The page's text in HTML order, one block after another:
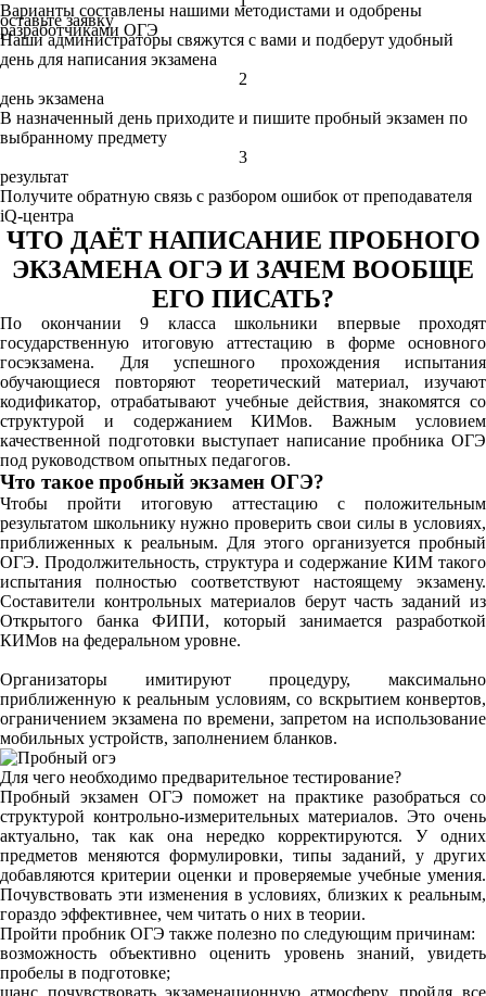
Варианты составлены нашими методистами и одобрены
разработчиками ОГЭ
оставьте заявку
Наши администраторы свяжутся с вами и подберут удобный
день для написания экзамена
2
день экзамена
В назначенный день приходите и пишите пробный экзамен по
выбранному предмету
3
результат
Получите обратную связь с разбором ошибок от преподавателя
iQ-центра
ЧТО ДАЁТ НАПИСАНИЕ ПРОБНОГО
ЭКЗАМЕНА ОГЭ И ЗАЧЕМ ВООБЩЕ
ЕГО ПИСАТЬ?
По окончании 9 класса школьники впервые проходят
государственную итоговую аттестацию в форме основного
госэкзамена. Для успешного прохождения испытания
обучающиеся повторяют теоретический материал, изучают
кодификатор, отрабатывают учебные действия, знакомятся со
структурой и содержанием КИМов. Важным условием
качественной подготовки выступает написание пробника ОГЭ
под руководством опытных педагогов.
Что такое пробный экзамен ОГЭ?
Чтобы пройти итоговую аттестацию с положительным
результатом школьнику нужно проверить свои силы в условиях,
приближенных к реальным. Для этого организуется пробный
ОГЭ. Продолжительность, структура и содержание КИМ такого
испытания полностью соответствуют настоящему экзамену.
Составители контрольных материалов берут часть заданий из
Открытого банка ФИПИ, который занимается разработкой
КИМов на федеральном уровне.
Организаторы имитируют процедуру, максимально
приближенную к реальным условиям, со вскрытием конвертов,
ограничением экзамена по времени, запретом на использование
мобильных устройств, заполнением бланков.
Для чего необходимо предварительное тестирование?
Пробный экзамен ОГЭ поможет на практике разобраться со
структурой контрольно-измерительных материалов. Это очень
актуально, так как она нередко корректируются. У одних
предметов меняются формулировки, типы заданий, у других
добавляются критерии оценки и проверяемые учебные умения.
Почувствовать эти изменения в условиях, близких к реальным,
гораздо эффективнее, чем читать о них в теории.
Пройти пробник ОГЭ также полезно по следующим причинам:
возможность объективно оценить уровень знаний, увидеть
пробелы в подготовке;
шанс почувствовать экзаменационную атмосферу, пройдя все